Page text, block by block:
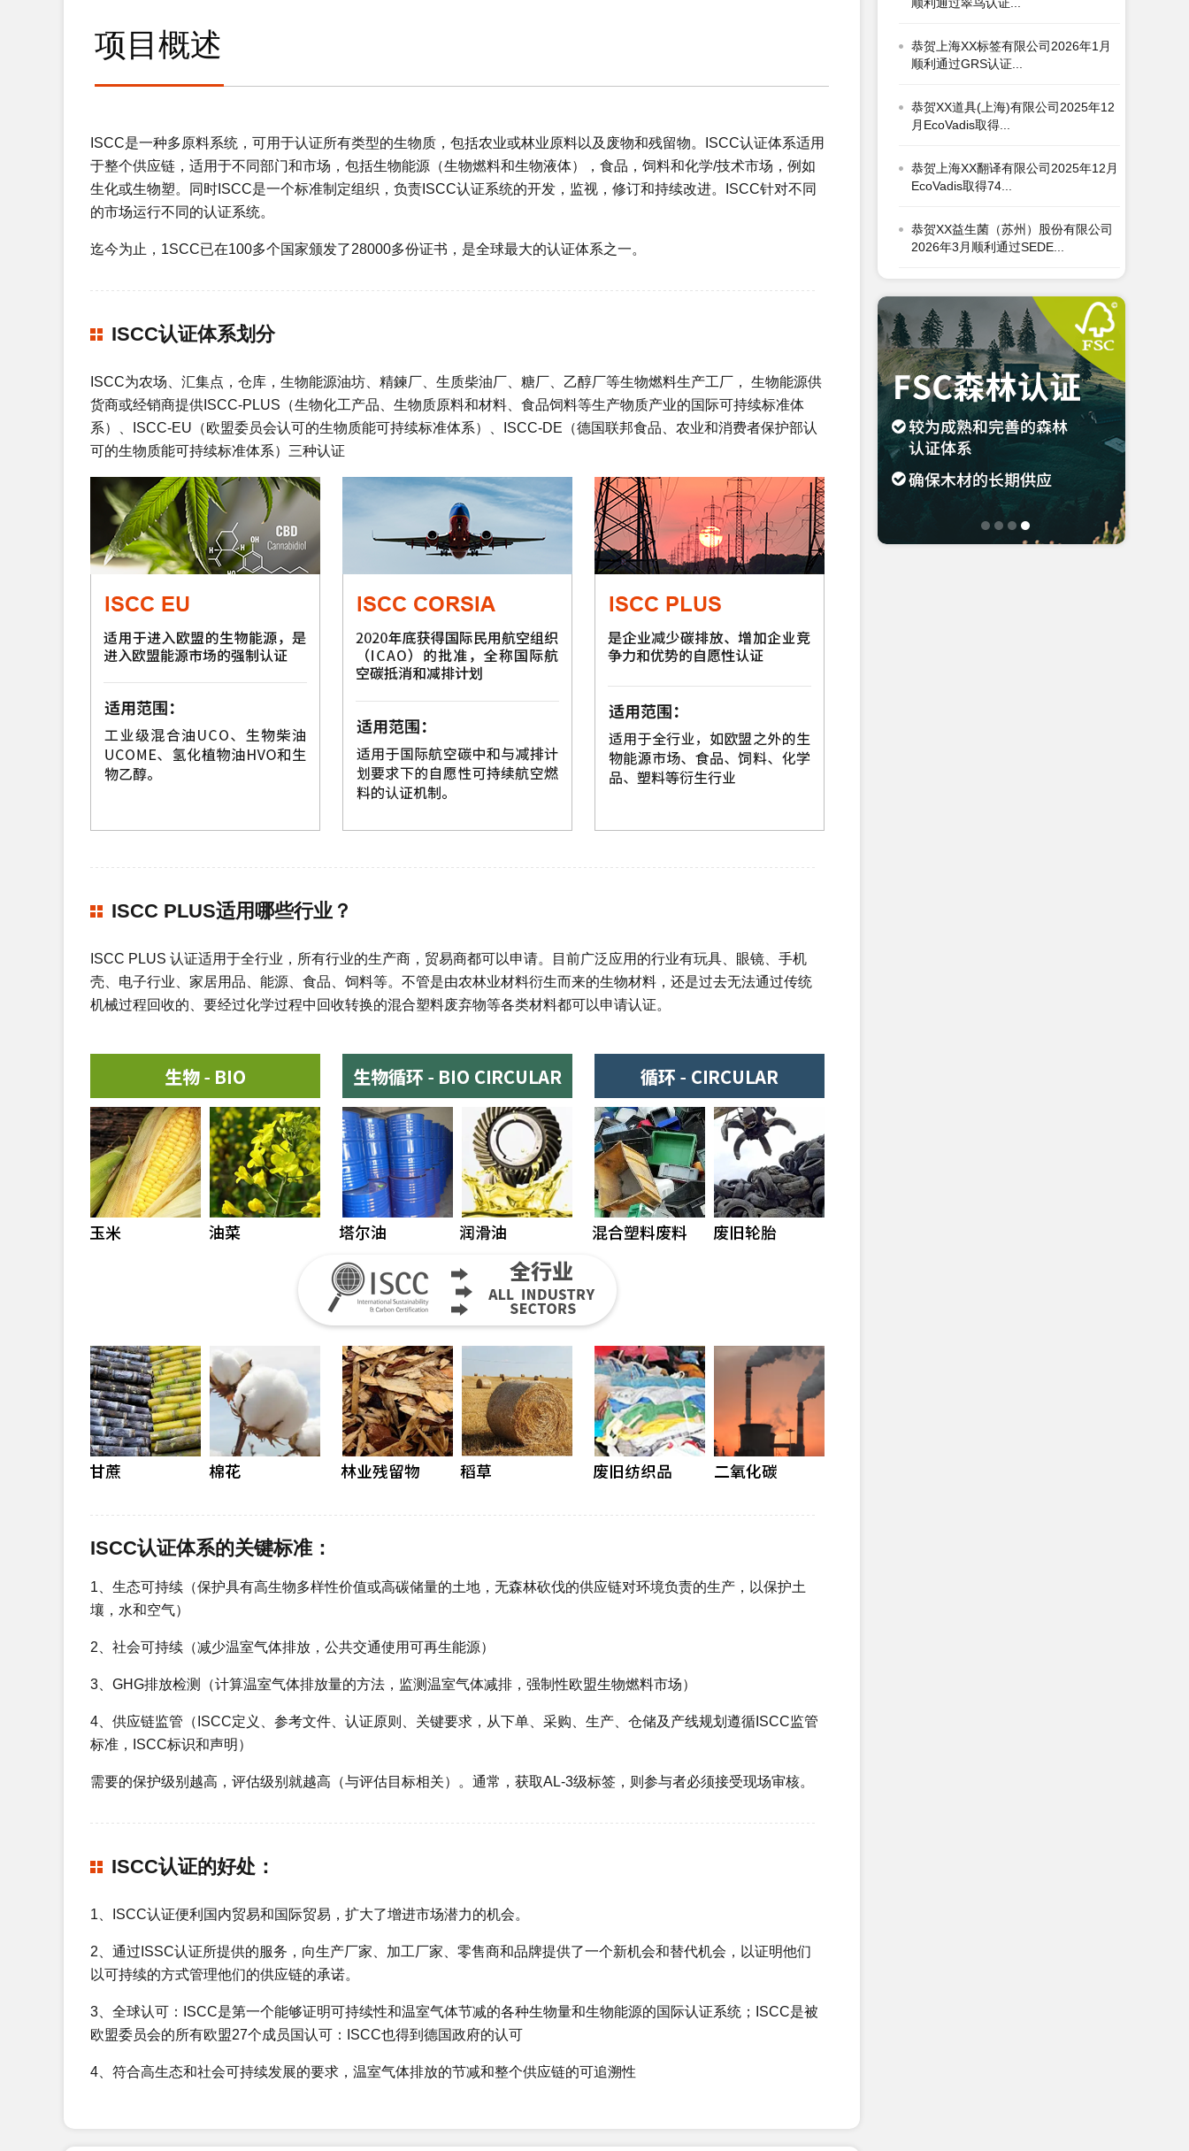
项目概述
ISCC是一种多原料系统，可用于认证所有类型的生物质，包括农业或林业原料以及废物和残留物。ISCC认证体系适用
于整个供应链，适用于不同部门和市场，包括生物能源（生物燃料和生物液体），食品，饲料和化学/技术市场，例如
生化或生物塑。同时ISCC是一个标准制定组织，负责ISCC认证系统的开发，监视，修订和持续改进。ISCC针对不同
的市场运行不同的认证系统。
迄今为止，1SCC已在100多个国家颁发了28000多份证书，是全球最大的认证体系之一。
ISCC认证体系划分
ISCC为农场、汇集点，仓库，生物能源油坊、精鍊厂、生质柴油厂、糖厂、乙醇厂等生物燃料生产工厂， 生物能源供
货商或经销商提供ISCC-PLUS（生物化工产品、生物质原料和材料、食品饲料等生产物质产业的国际可持续标准体
系）、ISCC-EU（欧盟委员会认可的生物质能可持续标准体系）、ISCC-DE（德国联邦食品、农业和消费者保护部认
可的生物质能可持续标准体系）三种认证
ISCC PLUS适用哪些行业？
ISCC PLUS 认证适用于全行业，所有行业的生产商，贸易商都可以申请。目前广泛应用的行业有玩具、眼镜、手机
壳、电子行业、家居用品、能源、食品、饲料等。不管是由农林业材料衍生而来的生物材料，还是过去无法通过传统
机械过程回收的、要经过化学过程中回收转换的混合塑料废弃物等各类材料都可以申请认证。
ISCC认证体系的关键标准：
1、生态可持续（保护具有高生物多样性价值或高碳储量的土地，无森林砍伐的供应链对环境负责的生产，以保护土
壤，水和空气）
2、社会可持续（减少温室气体排放，公共交通使用可再生能源）
3、GHG排放检测（计算温室气体排放量的方法，监测温室气体减排，强制性欧盟生物燃料市场）
4、供应链监管（ISCC定义、参考文件、认证原则、关键要求，从下单、采购、生产、仓储及产线规划遵循ISCC监管
标准，ISCC标识和声明）
需要的保护级别越高，评估级别就越高（与评估目标相关）。通常，获取AL-3级标签，则参与者必须接受现场审核。
ISCC认证的好处：
1、ISCC认证便利国内贸易和国际贸易，扩大了增进市场潜力的机会。
2、通过ISSC认证所提供的服务，向生产厂家、加工厂家、零售商和品牌提供了一个新机会和替代机会，以证明他们
以可持续的方式管理他们的供应链的承诺。
3、全球认可：ISCC是第一个能够证明可持续性和温室气体节减的各种生物量和生物能源的国际认证系统；ISCC是被
欧盟委员会的所有欧盟27个成员国认可：ISCC也得到德国政府的认可
4、符合高生态和社会可持续发展的要求，温室气体排放的节减和整个供应链的可追溯性
24
2025-10
恭贺连云港XX实业有限公司2025年10月顺利通过ISCC认证
14
2025-05 公司简介 XX（苏州）工程塑料科技有限公司位于中国园林之城，人间天堂苏州，2007年02月16日在苏州成立。已经为客户提
恭贺上海XX标签有限公司2026年1月
恭贺XX道具(上海)有限公司2025年12
恭贺上海XX翻译有限公司2025年12月
恭贺XX益生菌（苏州）股份有限公司
恭贺宁波XX家居用品有限公司2026年
恭贺浙江XX纺织科技有限公司2026年
3月顺利通过OCS认证...
恭贺青岛XX油脂科技有限公司2026年
3月EcoVadis取得8...
恭贺张家港市XX纺织有限公司2026年
3月顺利通过GRS认证...
恭贺无锡XX纺织科技有限公司2026年
3月顺利通过BSCI验厂...